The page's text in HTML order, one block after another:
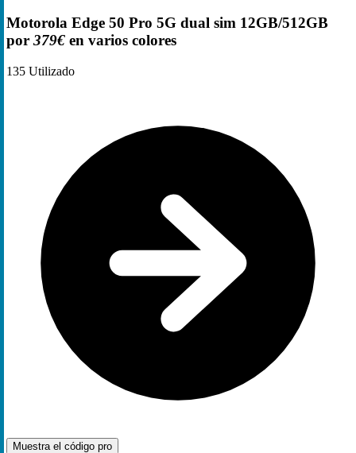
Motorola Edge 50 Pro 5G dual sim 12GB/512GB
por 379€ en varios colores
135 Utilizado
Muestra el código pro